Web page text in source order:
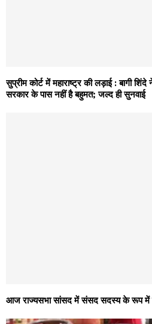
सुप्रीम कोर्ट में महाराष्ट्र की लड़ाई : बागी
सरकार के पास नहीं है बहुमत; जल्द ही सुनवाई
आज राज्यसभा सांसद में संसद सदस्य के रूप में